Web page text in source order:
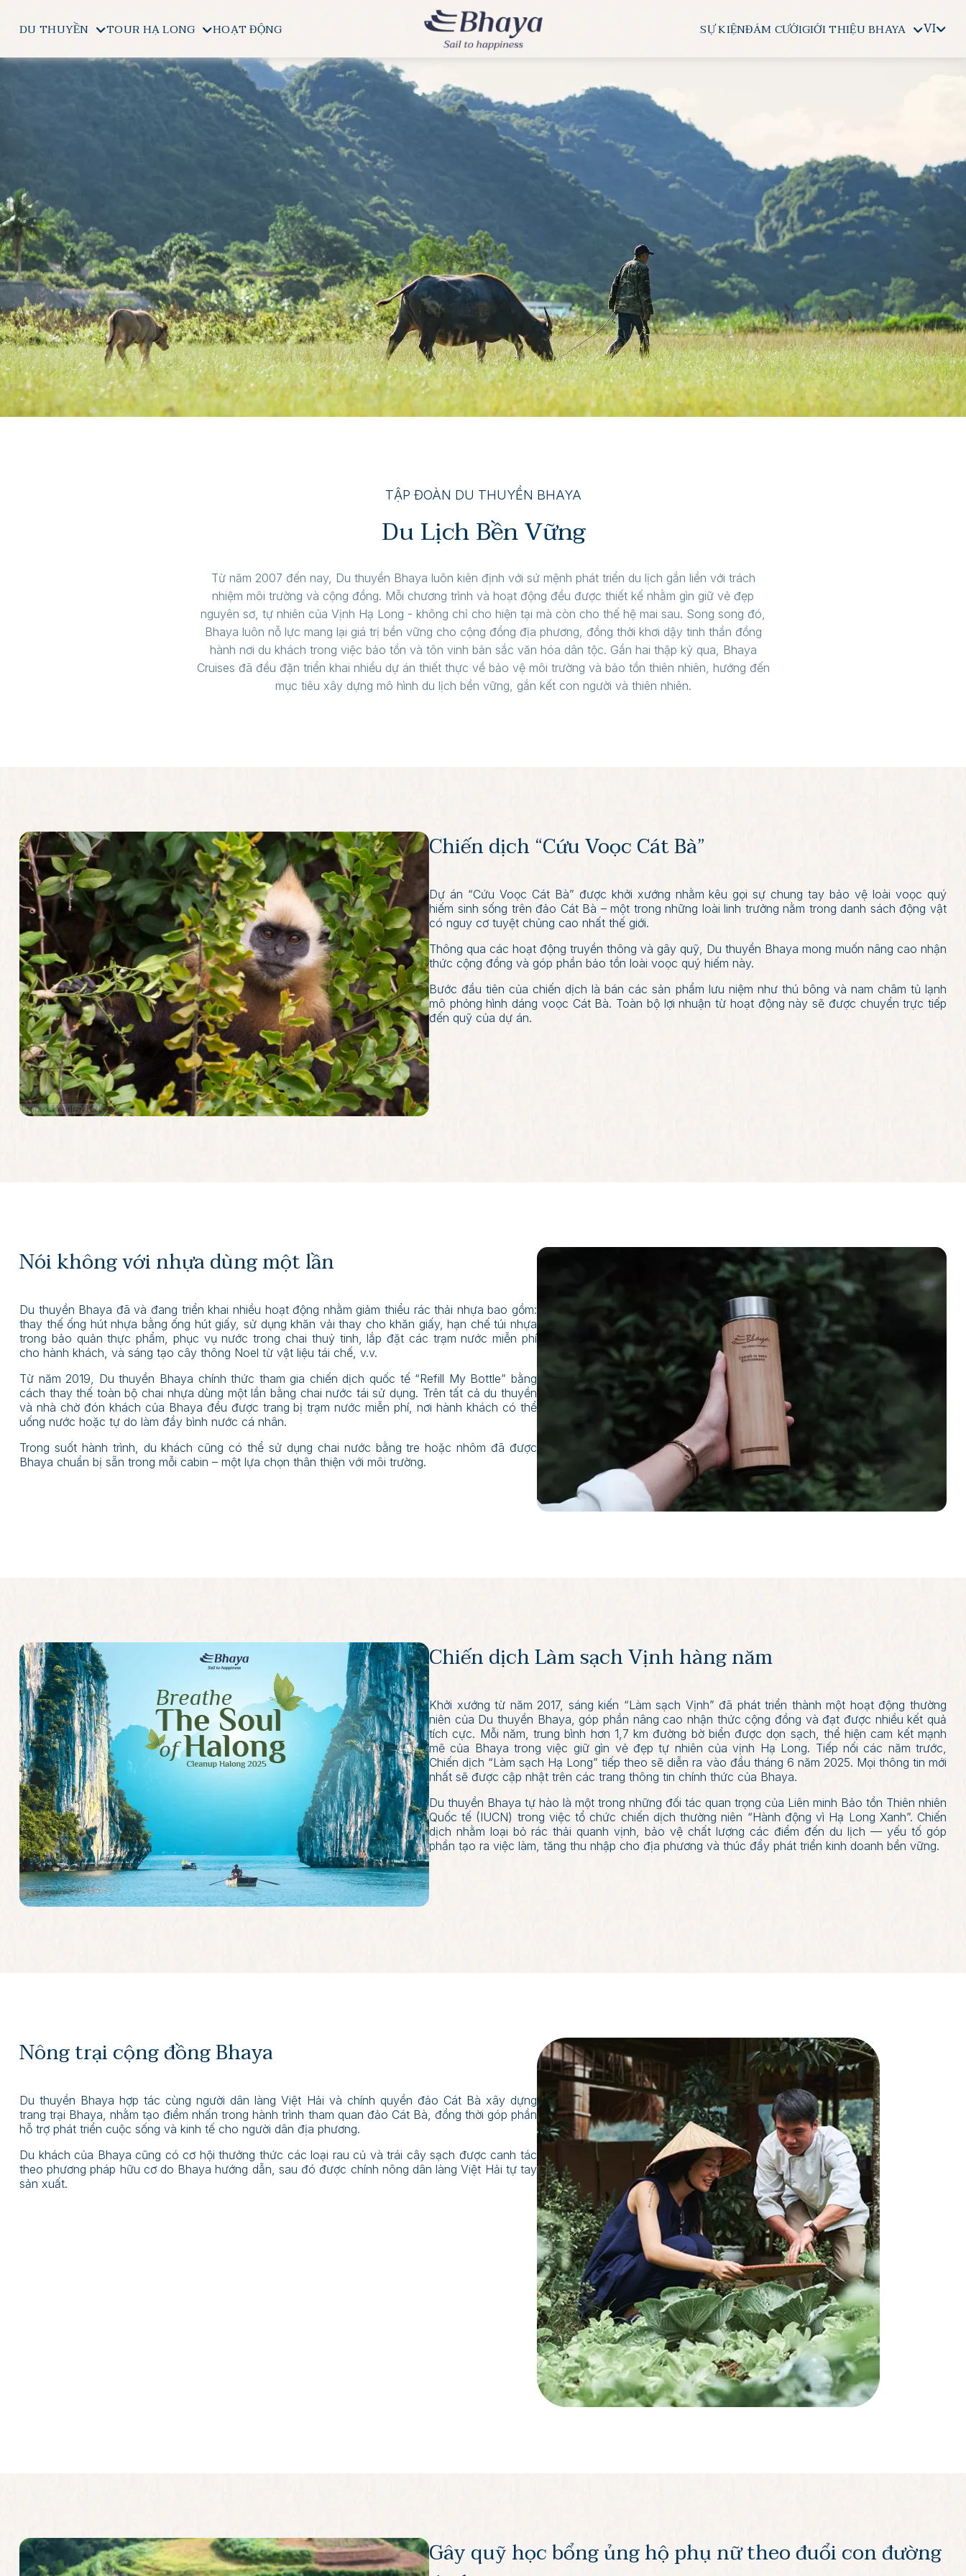
DU THUYỀN TOUR HẠ LONG HOẠT ĐỘNG SỰ KIỆNĐÁM CƯỚIGIỚI THIỆU BHAYA VI
TẬP ĐOÀN DU THUYỀN BHAYA
Du Lịch Bền Vững
Từ năm 2007 đến nay, Du thuyền Bhaya luôn kiên định với sứ mệnh phát triển du lịch gắn liền với trách
nhiệm môi trường và cộng đồng. Mỗi chương trình và hoạt động đều được thiết kế nhằm gìn giữ vẻ đẹp
nguyên sơ, tự nhiên của Vịnh Hạ Long - không chỉ cho hiện tại mà còn cho thế hệ mai sau. Song song đó,
Bhaya luôn nỗ lực mang lại giá trị bền vững cho cộng đồng địa phương, đồng thời khơi dậy tinh thần đồng
hành nơi du khách trong việc bảo tồn và tôn vinh bản sắc văn hóa dân tộc. Gần hai thập kỷ qua, Bhaya
Cruises đã đều đặn triển khai nhiều dự án thiết thực về bảo vệ môi trường và bảo tồn thiên nhiên, hướng đến
mục tiêu xây dựng mô hình du lịch bền vững, gắn kết con người và thiên nhiên.
Chiến dịch “Cứu Voọc Cát Bà”
Dự án “Cứu Voọc Cát Bà” được khởi xướng nhằm kêu gọi sự chung tay bảo vệ loài voọc quý
hiếm sinh sống trên đảo Cát Bà – một trong những loài linh trưởng nằm trong danh sách động vật
có nguy cơ tuyệt chủng cao nhất thế giới.
Thông qua các hoạt động truyền thông và gây quỹ, Du thuyền Bhaya mong muốn nâng cao nhận
thức cộng đồng và góp phần bảo tồn loài voọc quý hiếm này.
Bước đầu tiên của chiến dịch là bán các sản phẩm lưu niệm như thú bông và nam châm tủ lạnh
mô phỏng hình dáng voọc Cát Bà. Toàn bộ lợi nhuận từ hoạt động này sẽ được chuyển trực tiếp
đến quỹ của dự án.
Nói không với nhựa dùng một lần
Du thuyền Bhaya đã và đang triển khai nhiều hoạt động nhằm giảm thiểu rác thải nhựa bao gồm:
thay thế ống hút nhựa bằng ống hút giấy, sử dụng khăn vải thay cho khăn giấy, hạn chế túi nhựa
trong bảo quản thực phẩm, phục vụ nước trong chai thuỷ tinh, lắp đặt các trạm nước miễn phí
cho hành khách, và sáng tạo cây thông Noel từ vật liệu tái chế, v.v.
Từ năm 2019, Du thuyền Bhaya chính thức tham gia chiến dịch quốc tế “Refill My Bottle” bằng
cách thay thế toàn bộ chai nhựa dùng một lần bằng chai nước tái sử dụng. Trên tất cả du thuyền
và nhà chờ đón khách của Bhaya đều được trang bị trạm nước miễn phí, nơi hành khách có thể
uống nước hoặc tự do làm đầy bình nước cá nhân.
Trong suốt hành trình, du khách cũng có thể sử dụng chai nước bằng tre hoặc nhôm đã được
Bhaya chuẩn bị sẵn trong mỗi cabin – một lựa chọn thân thiện với môi trường.
Chiến dịch Làm sạch Vịnh hàng năm
Khởi xướng từ năm 2017, sáng kiến “Làm sạch Vịnh” đã phát triển thành một hoạt động thường
niên của Du thuyền Bhaya, góp phần nâng cao nhận thức cộng đồng và đạt được nhiều kết quả
tích cực. Mỗi năm, trung bình hơn 1,7 km đường bờ biển được dọn sạch, thể hiện cam kết mạnh
mẽ của Bhaya trong việc giữ gìn vẻ đẹp tự nhiên của vịnh Hạ Long. Tiếp nối các năm trước,
Chiến dịch “Làm sạch Hạ Long” tiếp theo sẽ diễn ra vào đầu tháng 6 năm 2025. Mọi thông tin mới
nhất sẽ được cập nhật trên các trang thông tin chính thức của Bhaya.
Du thuyền Bhaya tự hào là một trong những đối tác quan trọng của Liên minh Bảo tồn Thiên nhiên
Quốc tế (IUCN) trong việc tổ chức chiến dịch thường niên “Hành động vì Hạ Long Xanh”. Chiến
dịch nhằm loại bỏ rác thải quanh vịnh, bảo vệ chất lượng các điểm đến du lịch — yếu tố góp
phần tạo ra việc làm, tăng thu nhập cho địa phương và thúc đẩy phát triển kinh doanh bền vững.
Nông trại cộng đồng Bhaya
Du thuyền Bhaya hợp tác cùng người dân làng Việt Hải và chính quyền đảo Cát Bà xây dựng
trang trại Bhaya, nhằm tạo điểm nhấn trong hành trình tham quan đảo Cát Bà, đồng thời góp phần
hỗ trợ phát triển cuộc sống và kinh tế cho người dân địa phương.
Du khách của Bhaya cũng có cơ hội thưởng thức các loại rau củ và trái cây sạch được canh tác
theo phương pháp hữu cơ do Bhaya hướng dẫn, sau đó được chính nông dân làng Việt Hải tự tay
sản xuất.
Gây quỹ học bổng ủng hộ phụ nữ theo đuổi con đường